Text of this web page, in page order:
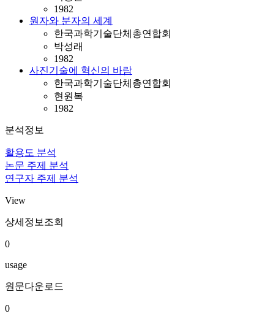
1982
원자와 분자의 세계
한국과학기술단체총연합회
박성래
1982
사진기술에 혁신의 바람
한국과학기술단체총연합회
현원복
1982
분석정보
활용도 분석
논문 주제 분석
연구자 주제 분석
View
상세정보조회
0
usage
원문다운로드
0